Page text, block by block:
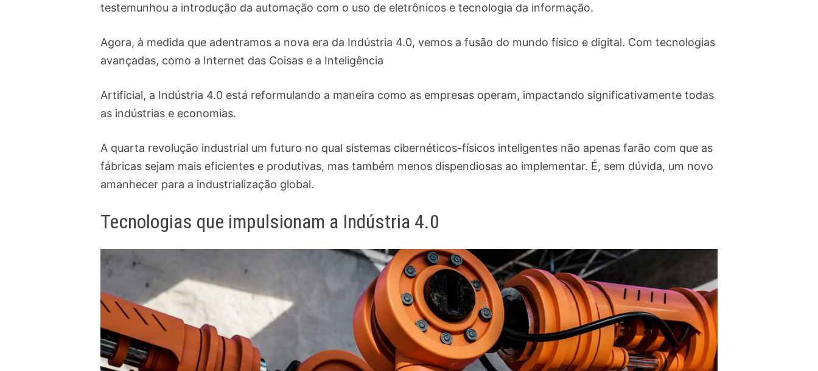
testemunhou a introdução da automação com o uso de eletrônicos e tecnologia da informação.
Agora, à medida que adentramos a nova era da Indústria 4.0, vemos a fusão do mundo físico e digital. Com tecnologias
avançadas, como a Internet das Coisas e a Inteligência
Artificial, a Indústria 4.0 está reformulando a maneira como as empresas operam, impactando significativamente todas
as indústrias e economias.
A quarta revolução industrial um futuro no qual sistemas cibernéticos-físicos inteligentes não apenas farão com que as
fábricas sejam mais eficientes e produtivas, mas também menos dispendiosas ao implementar. É, sem dúvida, um novo
amanhecer para a industrialização global.
Tecnologias que impulsionam a Indústria 4.0